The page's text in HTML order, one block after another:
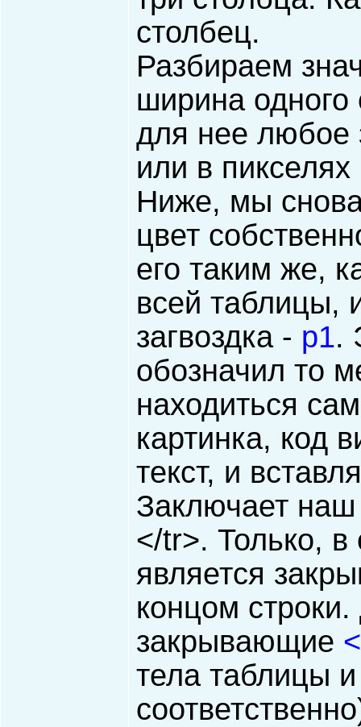
столбец.
Разбираем
ширина
для нее любое
или в пикселях
Ниже, мы
цвет
его таким же,
всей
загвоздка - p1.
обозначил то
находиться
картинка, код
текст, и
Заключает наш
</tr>. Только,
является
концом
закрывающие
тела таблицы